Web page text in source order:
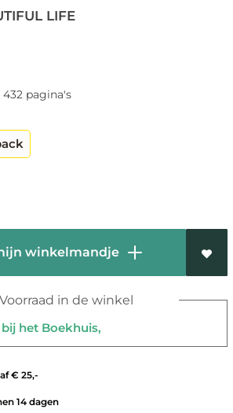
LIFE
432 pagina's
winkelmandje
Voorraad in de winkel
het Boekhuis,
€ 25,-
14 dagen